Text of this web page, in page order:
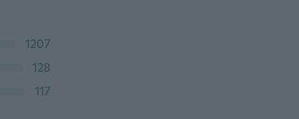
1207
128
117